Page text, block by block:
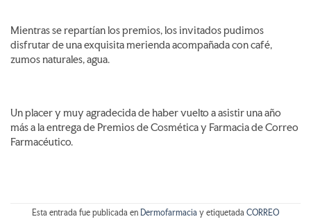
Mientras se repartían los premios, los invitados pudimos
disfrutar de una exquisita merienda acompañada con café,
zumos naturales, agua.
Un placer y muy agradecida de haber vuelto a asistir una año
más a la entrega de Premios de Cosmética y Farmacia de Correo
Farmacéutico.
Esta entrada fue publicada en Dermofarmacia y etiquetada CORREO